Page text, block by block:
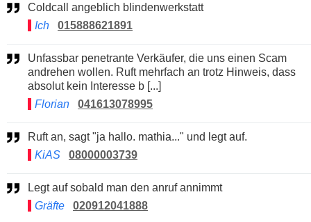
Coldcall angeblich blindenwerkstatt
Ich
015888621891
Unfassbar penetrante Verkäufer, die uns einen Scam
andrehen wollen. Ruft mehrfach an trotz Hinweis, dass
absolut kein Interesse b [...]
Florian
041613078995
Ruft an, sagt "ja hallo. mathia..." und legt auf.
KiAS
08000003739
Legt auf sobald man den anruf annimmt
Gräfte
020912041888